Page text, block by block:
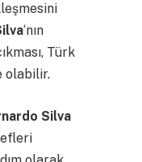
‘nın
Türk
olabilir.
Silva